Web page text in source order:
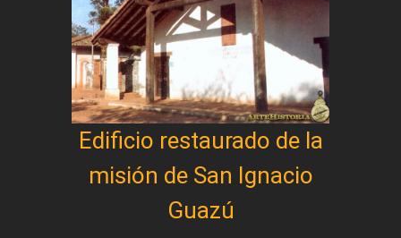
Edificio restaurado de la
misión de San Ignacio
Guazú